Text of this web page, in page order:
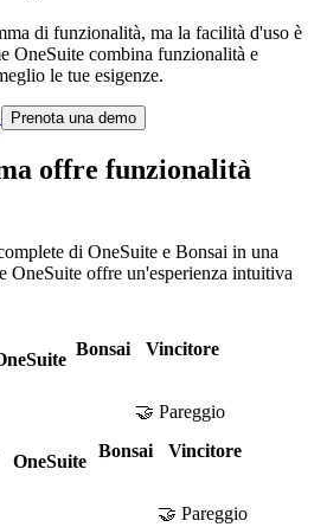
di funzionalità, ma la facilità d'uso è
OneSuite combina funzionalità e
le tue esigenze.
Prenota una demo
offre funzionalità
di OneSuite e Bonsai in una
OneSuite offre un'esperienza intuitiva
Bonsai
Vincitore
🤝 Pareggio
OneSuite
Bonsai
Vincitore
🤝 Pareggio